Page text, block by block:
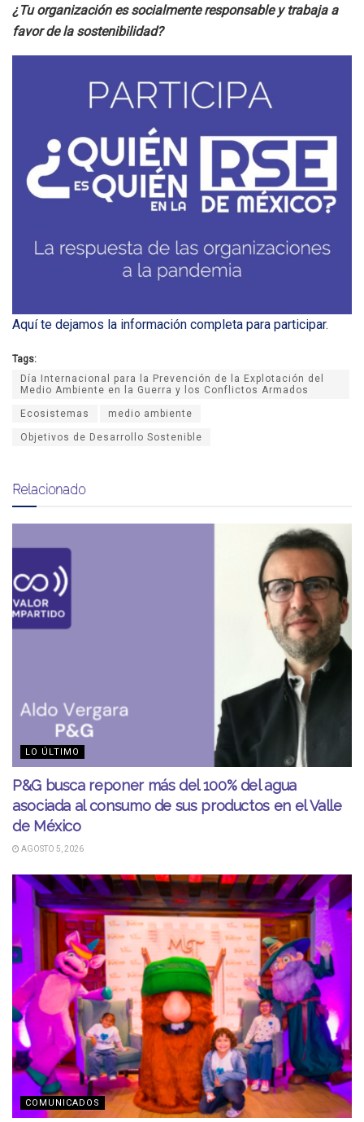
¿Tu organización es socialmente responsable y trabaja a
favor de la sostenibilidad?
Aquí te dejamos la información completa para participar.
Tags:
Día Internacional para la Prevención de la Explotación del
Medio Ambiente en la Guerra y los Conflictos Armados
Ecosistemas medio ambiente
Objetivos de Desarrollo Sostenible
Relacionado
LO ÚLTIMO
P&G busca reponer más del 100% del agua
asociada al consumo de sus productos en el Valle
de México
AGOSTO 5, 2026
COMUNICADOS